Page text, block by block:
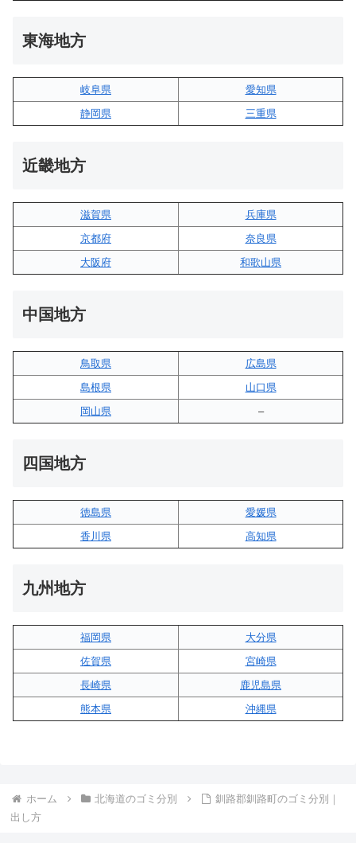
東海地方
岐阜県
愛知県
静岡県
三重県
近畿地方
滋賀県
兵庫県
京都府
奈良県
大阪府
和歌山県
中国地方
鳥取県
広島県
島根県
山口県
岡山県
–
四国地方
徳島県
愛媛県
香川県
高知県
九州地方
福岡県
大分県
佐賀県
宮崎県
長崎県
鹿児島県
熊本県
沖縄県
ホーム 北海道のゴミ分別
釧路郡釧路町のゴミ分別｜
出し方